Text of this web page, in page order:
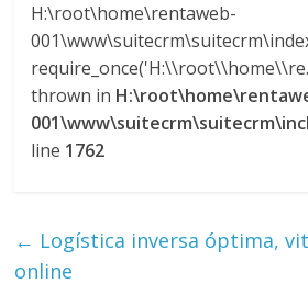
H:\root\home\rentaweb-
thrown in
line 1762
← Logística inversa óptima,
online